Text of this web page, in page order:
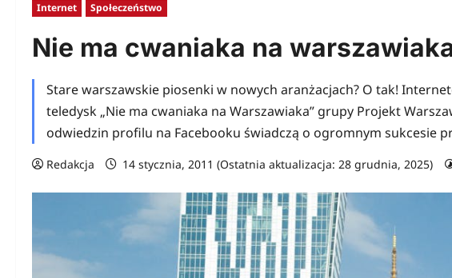
Internet Społeczeństwo
Nie ma cwaniaka na
Stare warszawskie piosenki w nowych aranżacjach? O tak!
teledysk „Nie ma cwaniaka na Warszawiaka” grupy Projekt
odwiedzin profilu na Facebooku świadczą o ogromnym sukcesie
Redakcja 14 stycznia, 2011 (Ostatnia aktualizacja: 28 grudnia, 2025)